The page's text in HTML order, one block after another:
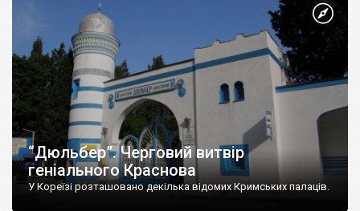
“Дюльбер”. Черговий витвір
геніального Краснова
У Кореїзі розташовано декілька відомих Кримських палаців.